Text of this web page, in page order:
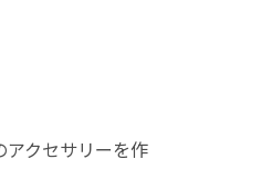
クセサリーを作